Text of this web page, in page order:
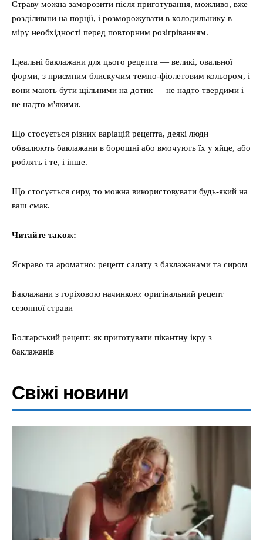
Страву можна заморозити після приготування, можливо, вже
розділивши на порції, і розморожувати в холодильнику в
міру необхідності перед повторним розігріванням.
Ідеальні баклажани для цього рецепта — великі, овальної
форми, з приємним блискучим темно-фіолетовим кольором, і
вони мають бути щільними на дотик — не надто твердими і
не надто м'якими.
Що стосується різних варіацій рецепта, деякі люди
обвалюють баклажани в борошні або вмочують їх у яйце, або
роблять і те, і інше.
Що стосується сиру, то можна використовувати будь-який на
ваш смак.
Читайте також:
Яскраво та ароматно: рецепт салату з баклажанами та сиром
Баклажани з горіховою начинкою: оригінальний рецепт
сезонної страви
Болгарський рецепт: як приготувати пікантну ікру з
баклажанів
Свіжі новини